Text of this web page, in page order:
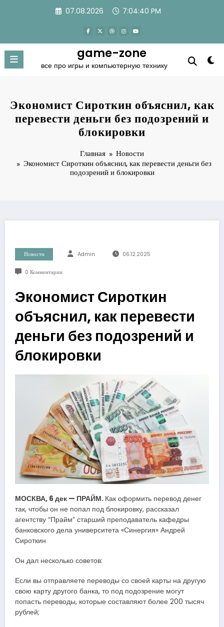
07.08.2026 7:04:41 PM
game-zone
все про игры и компьютерную технику
Экономист Сироткин объяснил, как
перевести деньги без подозрений и
блокировки
Главная
Новости
Экономист Сироткин объяснил, как перевести деньги без
подозрений и блокировки
Новости Admin 06.12.2025
0 Комментарии
Экономист Сироткин
объяснил, как перевести
деньги без подозрений и
блокировки
МОСКВА, 6 дек — ПРАЙМ. Как оформить перевод денег
так, чтобы он не попал под блокировку, рассказал
агентству “Прайм” старший преподаватель кафедры
банковского дела университета «Синергия» Андрей
Сироткин
Он дал несколько советов:
Если вы отправляете переводы со своей карты на другую
свою карту другого банка, то под подозрение могут
попасть переводы, которые составляют более 200 тысяч
рублей;